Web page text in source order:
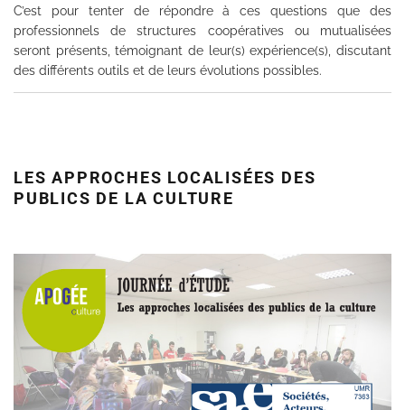
C’est pour tenter de répondre à ces questions que des
professionnels de structures coopératives ou mutualisées
seront présents, témoignant de leur(s) expérience(s), discutant
des différents outils et de leurs évolutions possibles.
LES APPROCHES LOCALISÉES DES
PUBLICS DE LA CULTURE